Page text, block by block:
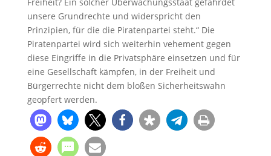
unsere Grundrechte und widerspricht den
Prinzipien, für die die Piratenpartei steht.“ Die
Piratenpartei wird sich weiterhin vehement gegen
diese Eingriffe in die Privatsphäre einsetzen und für
eine Gesellschaft kämpfen, in der Freiheit und
Bürgerrechte nicht dem bloßen Sicherheitswahn
geopfert werden.